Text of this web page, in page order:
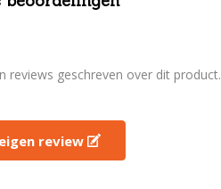
reviews geschreven over dit product.
review